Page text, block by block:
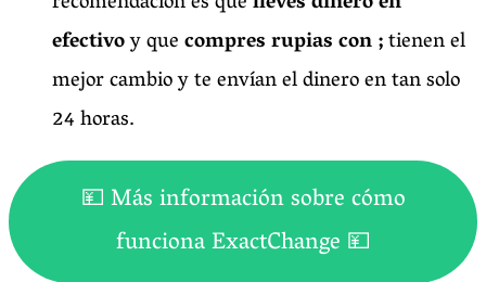
efectivoy quecompres rupias con ;tienen el
mejor cambio y te envían el dinero en tan solo
24 horas.
💴 Más información sobre cómo
funciona ExactChange 💴